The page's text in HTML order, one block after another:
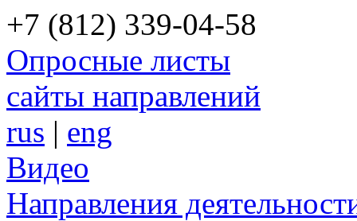
+7 (812) 339-04-58
Опросные листы
сайты направлений
rus | eng
Видео
Направления